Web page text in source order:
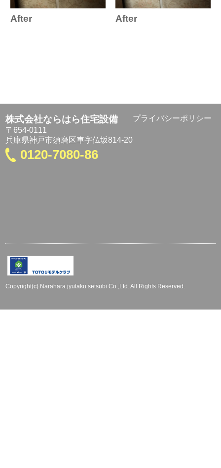
After After
株式会社ならはら住宅設備
〒654-0111
兵庫県神戸市須磨区車字仏坂814-20
0120-7080-86
プライバシーポリシー
Copyright(c) Narahara jyutaku setsubi Co.,Ltd. All Rights Reserved.